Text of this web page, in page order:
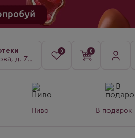
78, к. 3
0 0
Пиво В подарок